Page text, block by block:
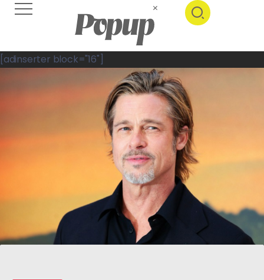
[adinserter block="16"]